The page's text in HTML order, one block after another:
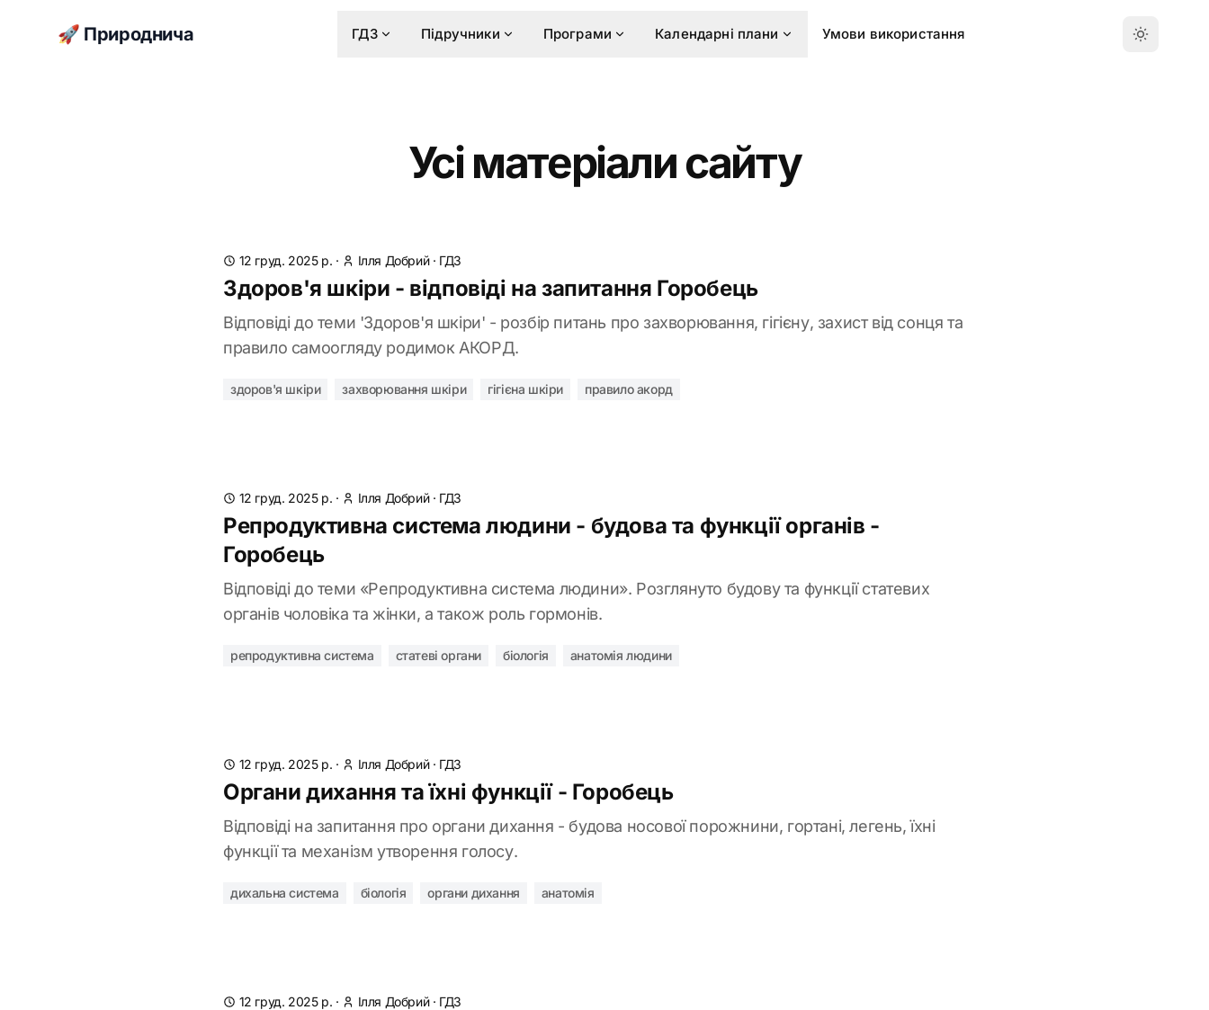
🚀 Природнича ГДЗ Підручники Програми Календарні плани Умови використання
Усі матеріали сайту
12 груд. 2025 р. · Ілля Добрий· ГДЗ
Здоров'я шкіри - відповіді на запитання Горобець
Відповіді до теми 'Здоров'я шкіри' - розбір питань про захворювання, гігієну, захист від сонця та
правило самоогляду родимок АКОРД.
здоров'я шкіри захворювання шкіри гігієна шкіри правило акорд
12 груд. 2025 р. · Ілля Добрий· ГДЗ
Репродуктивна система людини - будова та функції органів -
Горобець
Відповіді до теми «Репродуктивна система людини». Розглянуто будову та функції статевих
органів чоловіка та жінки, а також роль гормонів.
репродуктивна система статеві органи біологія анатомія людини
12 груд. 2025 р. · Ілля Добрий· ГДЗ
Органи дихання та їхні функції - Горобець
Відповіді на запитання про органи дихання - будова носової порожнини, гортані, легень, їхні
функції та механізм утворення голосу.
дихальна система біологія органи дихання анатомія
12 груд. 2025 р. · Ілля Добрий· ГДЗ